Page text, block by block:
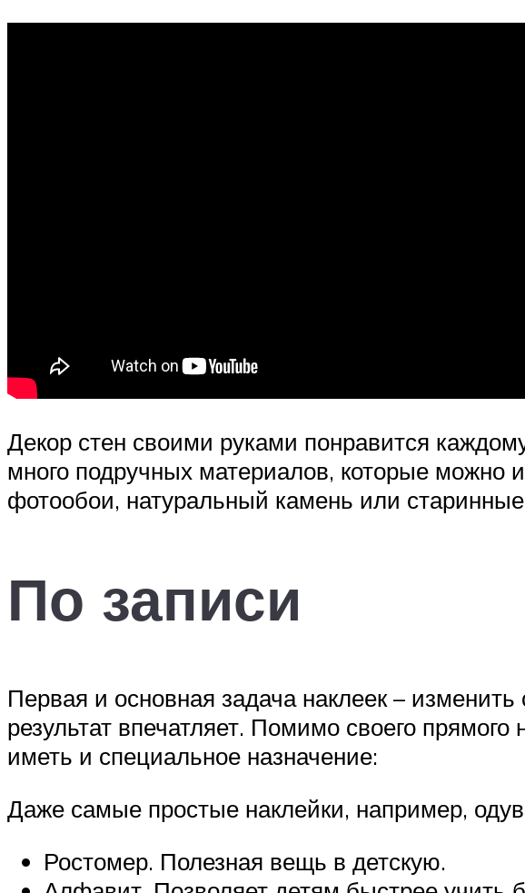
Декор стен своими руками понравится
много подручных материалов, которые можно
фотообои, натуральный камень или
По записи
Первая и основная задача наклеек –
результат впечатляет. Помимо своего
иметь и специальное назначение:
Даже самые простые наклейки, например,
Ростомер. Полезная вещь в детскую.